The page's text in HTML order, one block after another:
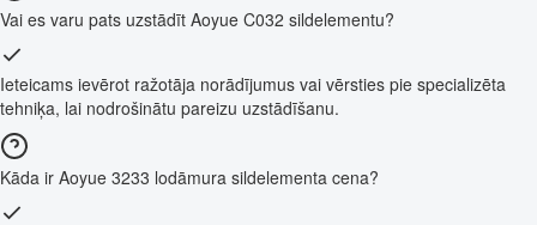
Vai es varu pats uzstādīt Aoyue C032 sildelementu?
Ieteicams ievērot ražotāja norādījumus vai vērsties pie specializēta
tehniķa, lai nodrošinātu pareizu uzstādīšanu.
Kāda ir Aoyue 3233 lodāmura sildelementa cena?